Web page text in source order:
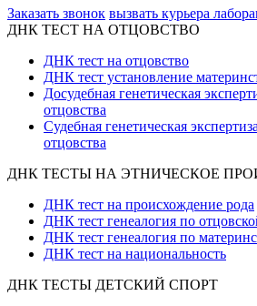
Заказать звонок вызвать курьера
ДНК ТЕСТ НА ОТЦОВСТВО
ДНК тест на отцовство
ДНК тест установление
Досудебная генетическая
отцовства
Судебная генетическая
отцовства
ДНК ТЕСТЫ НА ЭТНИЧЕСКОЕ
ДНК тест на происхождение рода
ДНК тест генеалогия по
ДНК тест генеалогия по
ДНК тест на национальность
ДНК ТЕСТЫ ДЕТСКИЙ СПОРТ